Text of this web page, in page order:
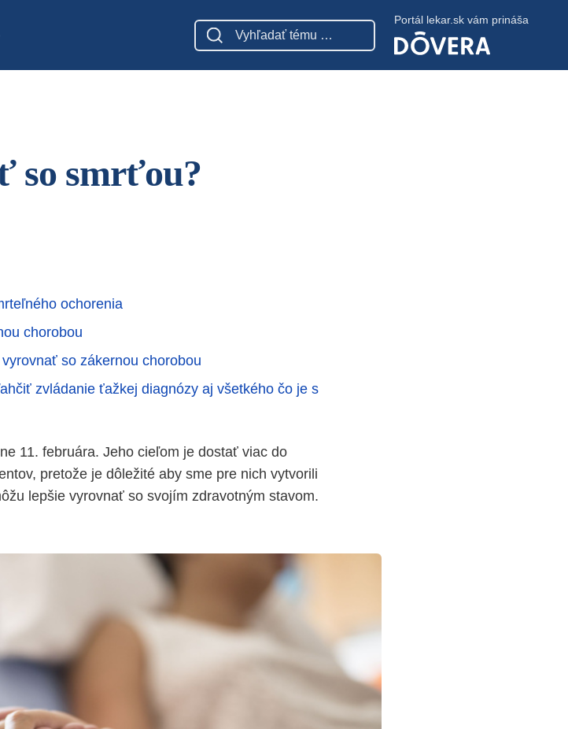
Portál lekar.sk vám prináša
so smrťou?
ochorenia
chorobou
so zákernou chorobou
zvládanie ťažkej diagnózy aj všetkého čo je s
11. februára. Jeho cieľom je dostať viac do
pretože je dôležité aby sme pre nich vytvorili
lepšie vyrovnať so svojím zdravotným stavom.